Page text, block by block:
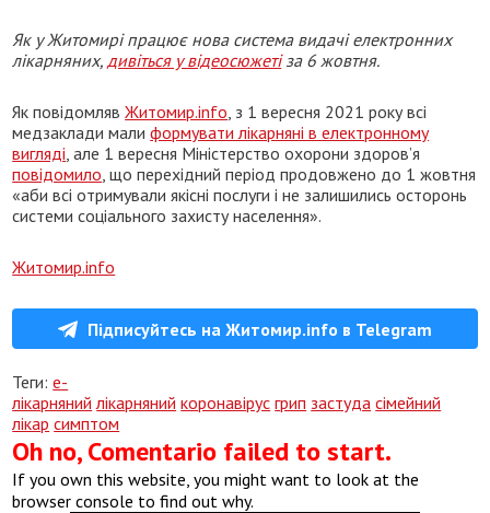
Як у Житомирі працює нова система видачі електронних
лікарняних,дивіться у відеосюжетіза 6 жовтня.
Як повідомлявЖитомир.info, з 1 вересня 2021 року всі
медзаклади малиформувати лікарняні в електронному
вигляді, але 1 вересня Міністерство охорони здоров’я
повідомило, що перехідний період продовжено до 1 жовтня
«аби всі отримували якісні послуги і не залишились осторонь
системи соціального захисту населення».
Житомир.info
Підписуйтесь на Житомир.info в Telegram
Теги:е-
лікарняний лікарняний коронавірус грип застуда сімейний
лікар симптом
Oh no, Comentario failed to start.
If you own this website, you might want to look at the
browser console to find out why.